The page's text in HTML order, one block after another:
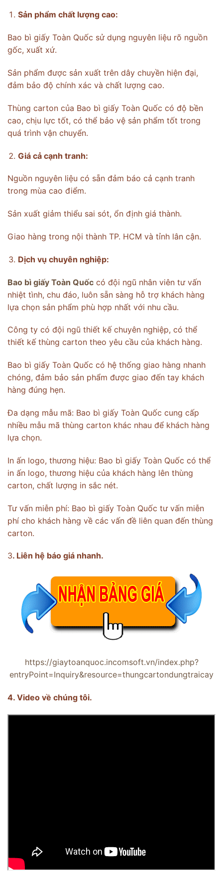
Sản phẩm chất lượng cao:
Bao bì giấy Toàn Quốc sử dụng nguyên liệu rõ nguồn
gốc, xuất xứ.
Sản phẩm được sản xuất trên dây chuyền hiện đại,
đảm bảo độ chính xác và chất lượng cao.
Thùng carton của Bao bì giấy Toàn Quốc có độ bền
cao, chịu lực tốt, có thể bảo vệ sản phẩm tốt trong
quá trình vận chuyển.
Giá cả cạnh tranh:
Nguồn nguyên liệu có sẵn đảm báo cả cạnh tranh
trong mùa cao điểm.
Sản xuất giảm thiểu sai sót, ổn định giá thành.
Giao hàng trong nội thành TP. HCM và tỉnh lân cận.
Dịch vụ chuyên nghiệp:
Bao bì giấy Toàn Quốc có đội ngũ nhân viên tư vấn
nhiệt tình, chu đáo, luôn sẵn sàng hỗ trợ khách hàng
lựa chọn sản phẩm phù hợp nhất với nhu cầu.
Công ty có đội ngũ thiết kế chuyên nghiệp, có thể
thiết kế thùng carton theo yêu cầu của khách hàng.
Bao bì giấy Toàn Quốc có hệ thống giao hàng nhanh
chóng, đảm bảo sản phẩm được giao đến tay khách
hàng đúng hẹn.
Đa dạng mẫu mã: Bao bì giấy Toàn Quốc cung cấp
nhiều mẫu mã thùng carton khác nhau để khách hàng
lựa chọn.
In ấn logo, thương hiệu: Bao bì giấy Toàn Quốc có thể
in ấn logo, thương hiệu của khách hàng lên thùng
carton, chất lượng in sắc nét.
Tư vấn miễn phí: Bao bì giấy Toàn Quốc tư vấn miễn
phí cho khách hàng về các vấn đề liên quan đến thùng
carton.
3. Liên hệ báo giá nhanh.
https://giaytoanquoc.incomsoft.vn/index.php?
entryPoint=Inquiry&resource=thungcartondungtraicay
4. Video về chúng tôi.